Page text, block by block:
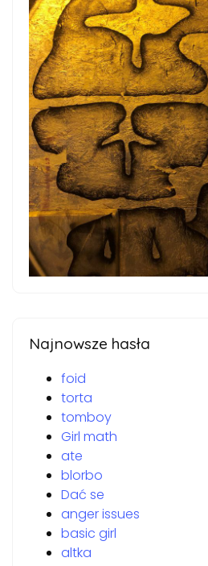
Najnowsze hasła
foid
torta
tomboy
Girl math
ate
blorbo
Dać se
anger issues
basic girl
altka